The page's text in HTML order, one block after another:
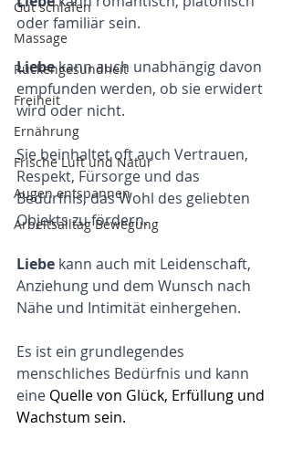
Gut schlafen
Massage
Rückengesundheit
Freiheit
Ernährung
Frische Luft und Natur
Augen entspannen
Arbeitsalltag Bewegung
oder familiär sein.
Liebe kann auch unabhängig davon
empfunden werden, ob sie erwidert
wird oder nicht.
Sie beinhaltet oft auch Vertrauen,
Respekt, Fürsorge und das
Bedürfnis, das Wohl des geliebten
Objekts zu fördern.
Liebe kann auch mit Leidenschaft,
Anziehung und dem Wunsch nach
Nähe und Intimität einhergehen.
Es ist ein grundlegendes
menschliches Bedürfnis und kann
eine Quelle von Glück, Erfüllung und
Wachstum sein.